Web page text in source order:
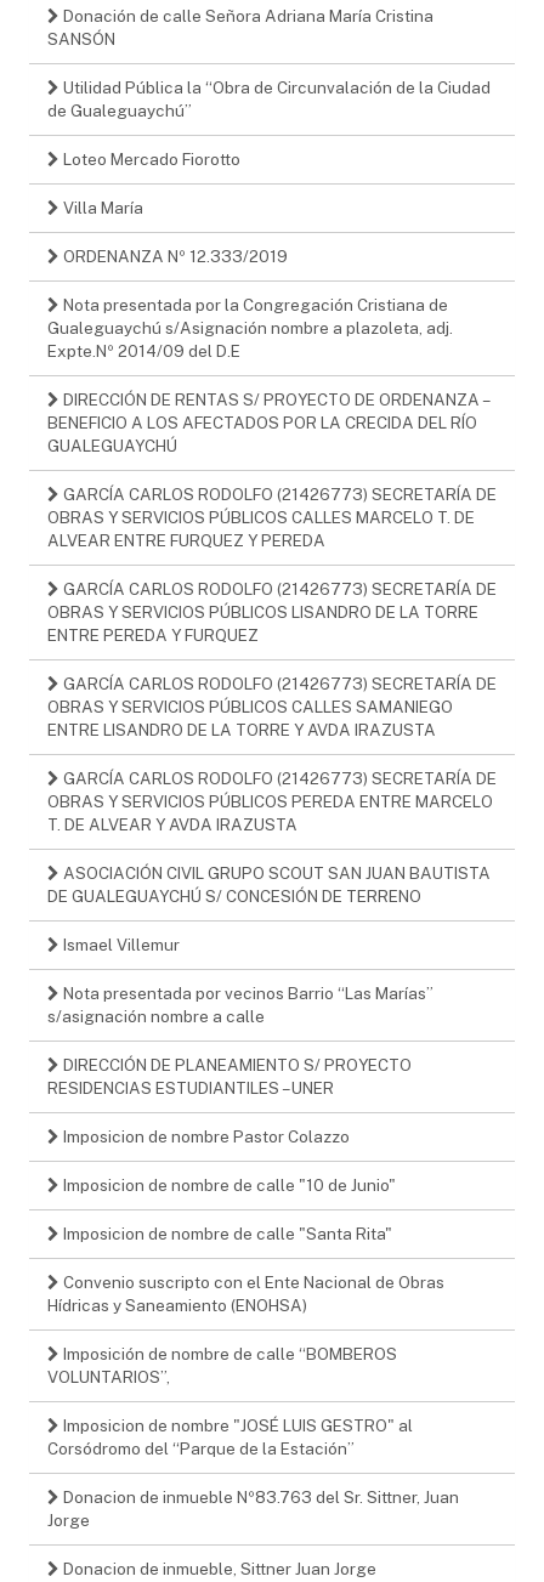
Donación de calle Señora Adriana María Cristina
SANSÓN
Utilidad Pública la “Obra de Circunvalación de la Ciudad
de Gualeguaychú”
Loteo Mercado Fiorotto
Villa María
ORDENANZA Nº 12.333/2019
Nota presentada por la Congregación Cristiana de
Gualeguaychú s/Asignación nombre a plazoleta, adj.
Expte.Nº 2014/09 del D.E
DIRECCIÓN DE RENTAS S/ PROYECTO DE ORDENANZA –
BENEFICIO A LOS AFECTADOS POR LA CRECIDA DEL RÍO
GUALEGUAYCHÚ
GARCÍA CARLOS RODOLFO (21426773) SECRETARÍA DE
OBRAS Y SERVICIOS PÚBLICOS CALLES MARCELO T. DE
ALVEAR ENTRE FURQUEZ Y PEREDA
GARCÍA CARLOS RODOLFO (21426773) SECRETARÍA DE
OBRAS Y SERVICIOS PÚBLICOS LISANDRO DE LA TORRE
ENTRE PEREDA Y FURQUEZ
GARCÍA CARLOS RODOLFO (21426773) SECRETARÍA DE
OBRAS Y SERVICIOS PÚBLICOS CALLES SAMANIEGO
ENTRE LISANDRO DE LA TORRE Y AVDA IRAZUSTA
GARCÍA CARLOS RODOLFO (21426773) SECRETARÍA DE
OBRAS Y SERVICIOS PÚBLICOS PEREDA ENTRE MARCELO
T. DE ALVEAR Y AVDA IRAZUSTA
ASOCIACIÓN CIVIL GRUPO SCOUT SAN JUAN BAUTISTA
DE GUALEGUAYCHÚ S/ CONCESIÓN DE TERRENO
Ismael Villemur
Nota presentada por vecinos Barrio “Las Marías”
s/asignación nombre a calle
DIRECCIÓN DE PLANEAMIENTO S/ PROYECTO
RESIDENCIAS ESTUDIANTILES – UNER
Imposicion de nombre Pastor Colazzo
Imposicion de nombre de calle "10 de Junio"
Imposicion de nombre de calle "Santa Rita"
Convenio suscripto con el Ente Nacional de Obras
Hídricas y Saneamiento (ENOHSA)
Imposición de nombre de calle “BOMBEROS
VOLUNTARIOS”,
Imposicion de nombre "JOSÉ LUIS GESTRO" al
Corsódromo del “Parque de la Estación”
Donacion de inmueble Nº83.763 del Sr. Sittner, Juan
Jorge
Donacion de inmueble, Sittner Juan Jorge